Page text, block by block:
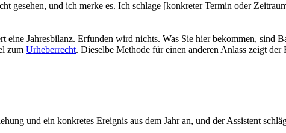
gesehen, und ich merke es. Ich schlage [konkreter Termin oder
Jahresbilanz. Erfunden wird nichts. Was Sie hier bekommen, sind
zum Urheberrecht. Dieselbe Methode für einen anderen Anlass zeigt der
und ein konkretes Ereignis aus dem Jahr an, und der Assistent